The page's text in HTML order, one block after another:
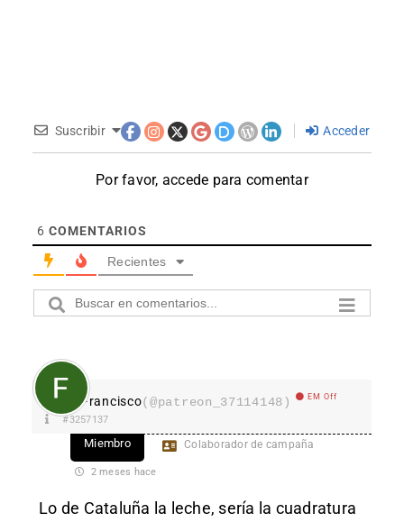
Suscribir Acceder
Por favor, accede para comentar
6 COMENTARIOS
Recientes
Francisco(@patreon_37114148) EM Off
#3257137
Miembro Colaborador de campaña
2 meses hace
Lo de Cataluña la leche, sería la cuadratura